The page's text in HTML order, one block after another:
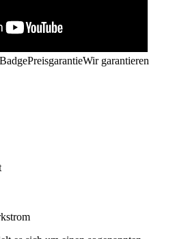
PreisgarantieWir garantieren